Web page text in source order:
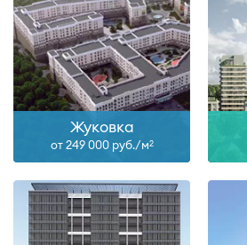
Жуковка
от 249 000 руб./м2